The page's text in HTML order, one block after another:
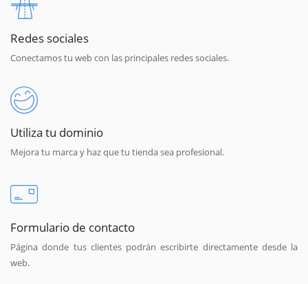
Redes sociales
Conectamos tu web con las principales redes sociales.
Utiliza tu dominio
Mejora tu marca y haz que tu tienda sea profesional.
Formulario de contacto
Página donde tus clientes podrán escribirte directamente desde la
web.